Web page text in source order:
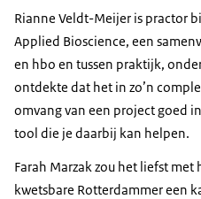
Rianne Veldt-Meijer is practor
Applied Bioscience, een
en hbo en tussen praktijk,
ontdekte dat het in zo’n
omvang van een project goed
tool die je daarbij kan helpen.
Farah Marzak zou het liefst
kwetsbare Rotterdammer een